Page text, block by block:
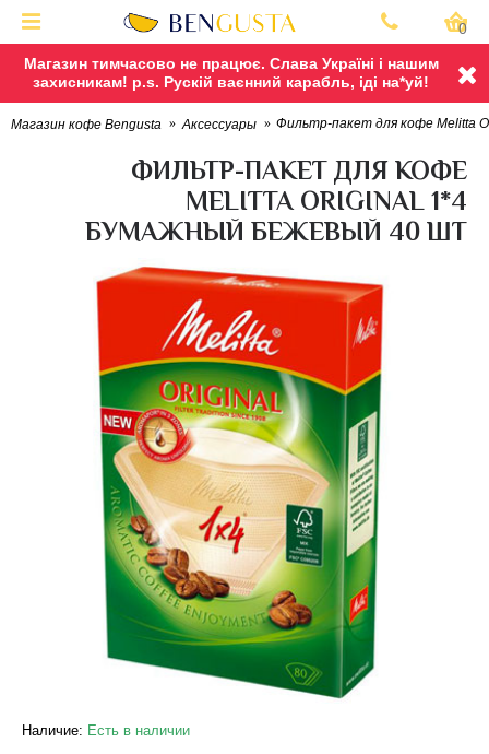
Магазин тимчасово не працює. Слава Україні і нашим
захисникам! p.s. Рускій ваєнний карабль, іді на*уй!
0
Магазин кофе Bengusta Аксессуары Фильтр-пакет для кофе Melitta
ФИЛЬТР-ПАКЕТ ДЛЯ КОФЕ
MELITTA ORIGINAL 1*4
БУМАЖНЫЙ БЕЖЕВЫЙ 40 ШТ
Наличие: Есть в наличии